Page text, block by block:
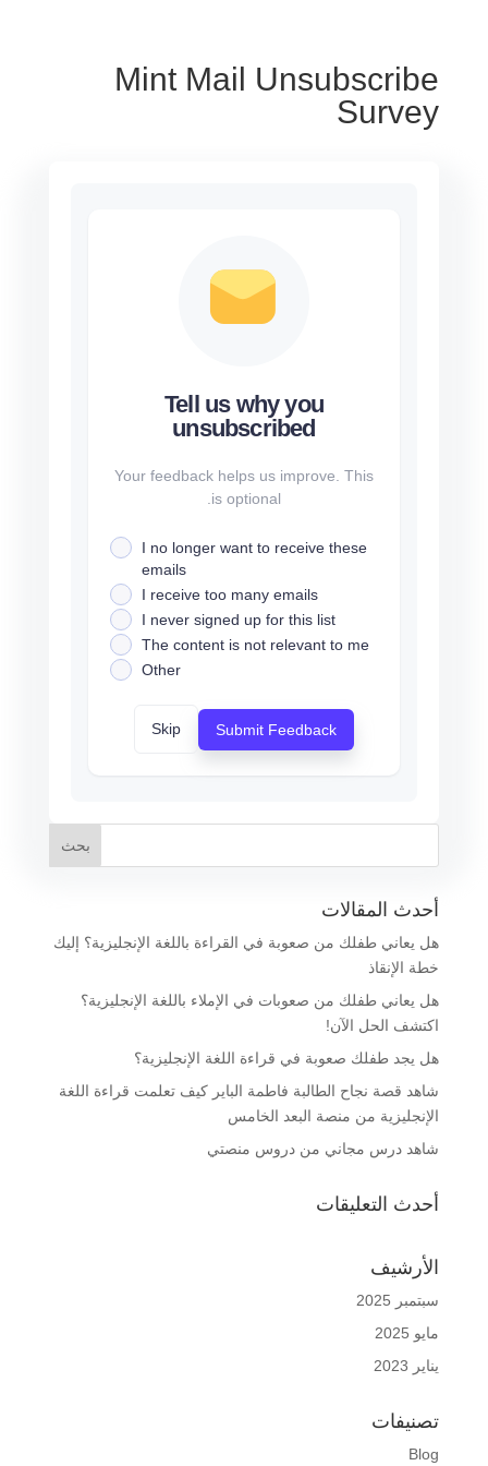
Mint Mail Unsubscribe
Survey
Tell us why you
unsubscribed
Your feedback helps us improve. This
is optional.
I no longer want to receive these
emails
I receive too many emails
I never signed up for this list
The content is not relevant to me
Other
Submit Feedback
Skip
أحدث المقالات
هل يعاني طفلك من صعوبة في القراءة باللغة الإنجليزية؟ إليك
خطة الإنقاذ
هل يعاني طفلك من صعوبات في الإملاء باللغة الإنجليزية؟
اكتشف الحل الآن!
هل يجد طفلك صعوبة في قراءة اللغة الإنجليزية؟
شاهد قصة نجاح الطالبة فاطمة الباير كيف تعلمت قراءة اللغة
الإنجليزية من منصة البعد الخامس
شاهد درس مجاني من دروس منصتي
أحدث التعليقات
الأرشيف
سبتمبر 2025
مايو 2025
يناير 2023
تصنيفات
Blog